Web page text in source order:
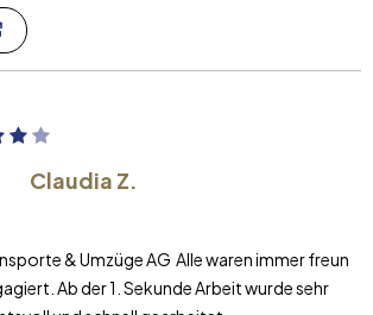
Z.
& Umzüge AG Alle waren immer freundlich
der 1. Sekunde Arbeit wurde sehr